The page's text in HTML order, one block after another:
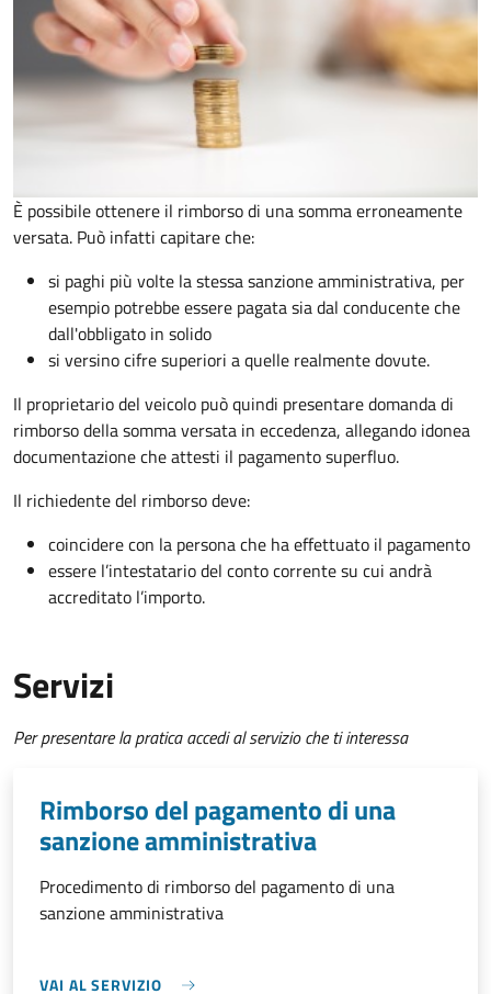
È possibile ottenere il rimborso di una somma erroneamente
versata. Può infatti capitare che:
si paghi più volte la stessa sanzione amministrativa, per
esempio potrebbe essere pagata sia dal conducente che
dall'obbligato in solido
si versino cifre superiori a quelle realmente dovute.
Il proprietario del veicolo può quindi presentare domanda di
rimborso della somma versata in eccedenza, allegando idonea
documentazione che attesti il pagamento superfluo.
Il richiedente del rimborso deve:
coincidere con la persona che ha effettuato il pagamento
essere l’intestatario del conto corrente su cui andrà
accreditato l’importo.
Servizi
Per presentare la pratica accedi al servizio che ti interessa
Rimborso del pagamento di una
sanzione amministrativa
Procedimento di rimborso del pagamento di una
sanzione amministrativa
VAI AL SERVIZIO